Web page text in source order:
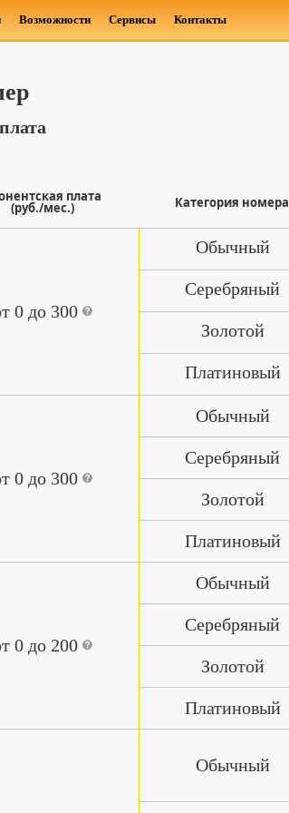
Возможности Сервисы Контакты
плата
(руб./мес.) Категория номера
0 до 300
Обычный
Серебряный
Золотой
Платиновый
0 до 300
Обычный
Серебряный
Золотой
Платиновый
0 до 200
Обычный
Серебряный
Золотой
Платиновый
Обычный